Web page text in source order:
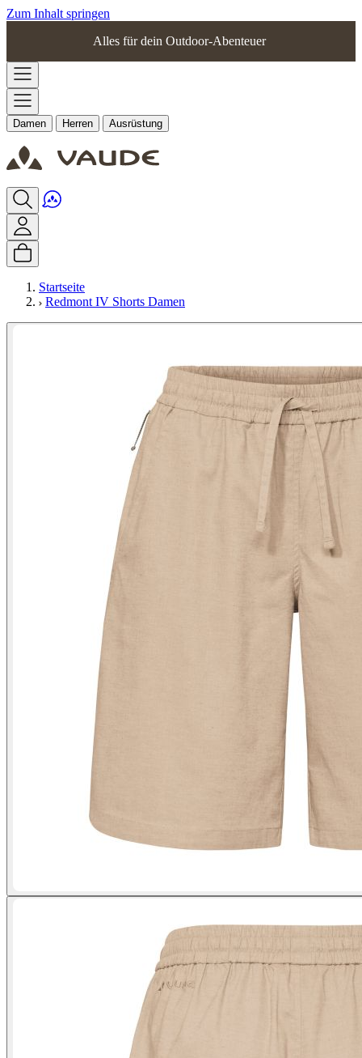
Zum Inhalt springen
Alles für dein Outdoor-Abenteuer
Damen Herren Ausrüstung
Startseite
Redmont IV Shorts Damen